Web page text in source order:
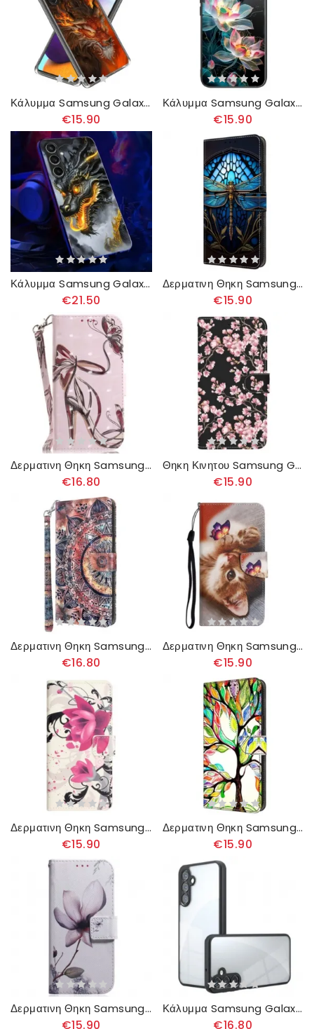
Κάλυμμα Samsung Galaxy A16 5g Fire Tiger Silicone Σιλικόνης
€15.90
Κάλυμμα Samsung Galaxy A16 5g Λουλούδια Από Σκληρυμένο Γυαλί
€15.90
Κάλυμμα Samsung Galaxy A16 5g Θήκες Κινητών Καλέστε Το Flash Series Black Dragon
€21.50
Δερματινη Θηκη Samsung Galaxy A16 5g Blue Dragonfly Σιλικόνης
€15.90
Δερματινη Θηκη Samsung Galaxy A16 5g Αντλία Ιμάντα
€16.80
Θηκη Κινητου Samsung Galaxy A16 5g Θήκες Κινητών Plum Blossoms
€15.90
Δερματινη Θηκη Samsung Galaxy A16 5g Πολύχρωμη Μάνταλα Με Λουράκι
€16.80
Δερματινη Θηκη Samsung Galaxy A16 5g Μοτίβο Πεταλούδας Και Γάτας
€15.90
Δερματινη Θηκη Samsung Galaxy A16 5g Μοτίβο Lotus Σιλικόνης
€15.90
Δερματινη Θηκη Samsung Galaxy A16 5g Μοτίβο Δέντρου Σιλικόνης
€15.90
Δερματινη Θηκη Samsung Galaxy A16 5g Ροζ Λουλούδι
€15.90
Κάλυμμα Samsung Galaxy A16 5g Στιβαρό
€16.80